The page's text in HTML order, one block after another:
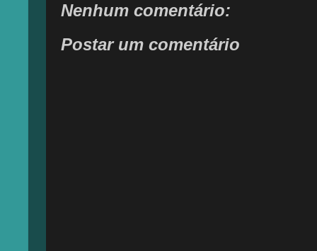
Nenhum comentário:
Postar um comentário